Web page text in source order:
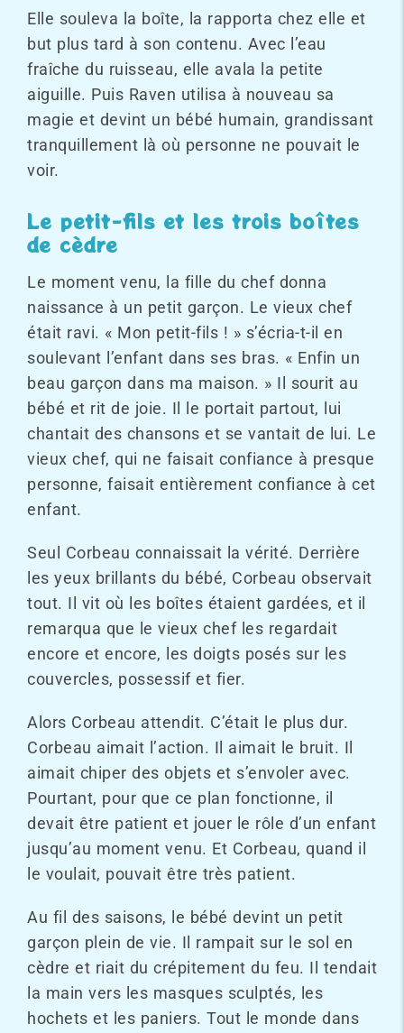
Elle souleva la boîte, la rapporta chez elle et
but plus tard à son contenu. Avec l’eau
fraîche du ruisseau, elle avala la petite
aiguille. Puis Raven utilisa à nouveau sa
magie et devint un bébé humain, grandissant
tranquillement là où personne ne pouvait le
voir.
Le petit-fils et les trois boîtes
de cèdre
Le moment venu, la fille du chef donna
naissance à un petit garçon. Le vieux chef
était ravi. « Mon petit-fils ! » s’écria-t-il en
soulevant l’enfant dans ses bras. « Enfin un
beau garçon dans ma maison. » Il sourit au
bébé et rit de joie. Il le portait partout, lui
chantait des chansons et se vantait de lui. Le
vieux chef, qui ne faisait confiance à presque
personne, faisait entièrement confiance à cet
enfant.
Seul Corbeau connaissait la vérité. Derrière
les yeux brillants du bébé, Corbeau observait
tout. Il vit où les boîtes étaient gardées, et il
remarqua que le vieux chef les regardait
encore et encore, les doigts posés sur les
couvercles, possessif et fier.
Alors Corbeau attendit. C’était le plus dur.
Corbeau aimait l’action. Il aimait le bruit. Il
aimait chiper des objets et s’envoler avec.
Pourtant, pour que ce plan fonctionne, il
devait être patient et jouer le rôle d’un enfant
jusqu’au moment venu. Et Corbeau, quand il
le voulait, pouvait être très patient.
Au fil des saisons, le bébé devint un petit
garçon plein de vie. Il rampait sur le sol en
cèdre et riait du crépitement du feu. Il tendait
la main vers les masques sculptés, les
hochets et les paniers. Tout le monde dans